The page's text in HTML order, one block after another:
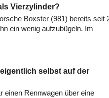
Vierzylinder?
Boxster (981) bereits seit
ein wenig aufzubügeln. Im
selbst auf der
einen Rennwagen über eine